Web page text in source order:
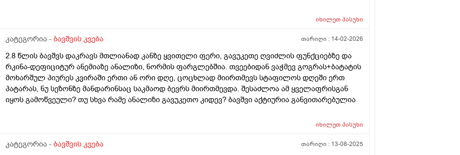
დროს 120 გრ რო მივცეთ რამე დაშავდება?როცა მივეცით 120 გრ შეჭამა და კაი ნაქეიფარივით
გადავიყვანოთ პირდაპირ 120 გრამზე თუ შიგადაშიგ ვაჭამოთ 120 და ზოგჯერ 90?როგორ ჯობია?
ახალ დაბადებულზე მიცეს კლინიკაში და დაკრისტალებული გავიდა კუჭშიო და ვერ მოინელაო
და ახლა ისეა რო არც ბოთლებს იწუნებს ნებისმიერი სოსკიდან ჭამს ოღონდ ვაჭამოთ,პედიატრმა
კი გვითხრა ისე რო ცოტა ბევრიაო 120 გრამიო მაგრამ გიჟადაა ქცეული და რავქნაათ?
იხილეთპასუხი
კატეგორია - ბავშვის კვება თარიღი : 14-02-2026
2.8 წლის ბავშვს დაკრავს მთლიანად კანზე ყვითელი ფერი, გავუკეთე ღვიძლის ფუნქციებზე და
რკინა-დეფიციტურ ანემიაზე ანალიზი, ნორმის ფარგლებშია. თვეებიდან ვაჭმევ გოგრას+ბატატის
მოხარშულ პიურეს კვირაში ერთი ან ორი დღე, ცოცხლად მიირთმევს სტაფილოს დღეში ერთ
პატარას, ნუ სეზონზე მანდარინსაც საკმაოდ ბევრს მიირთმევდა. შესაძლოა ამ ყველაფრისგან
იყოს გამოწვეული? თუ სხვა რამე ანალიზი გავუკეთო კიდევ? ბავშვი აქტიურია განვითარებულია
იხილეთპასუხი
კატეგორია - ბავშვის კვება თარიღი : 13-08-2025